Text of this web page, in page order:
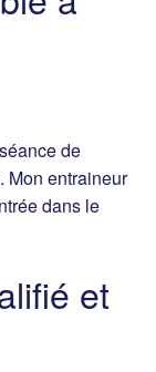
de
Mon entraineur
dans le
et